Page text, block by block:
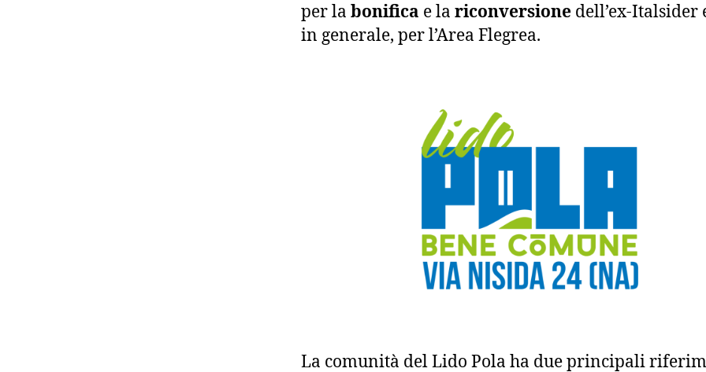
per la bonifica e la riconversione dell’ex-Italsider
in generale, per l’Area Flegrea.
La comunità del Lido Pola ha due principali